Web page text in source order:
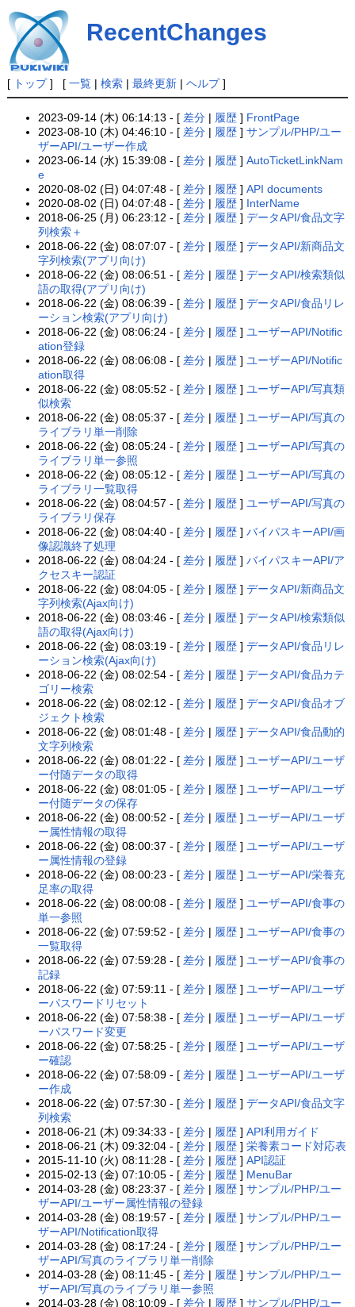
RecentChanges
[ トップ] [ 一覧| 検索| 最終更新| ヘルプ]
2023-09-14 (木) 06:14:13 - [ 差分 | 履歴 ] FrontPage
2023-08-10 (木) 04:46:10 - [ 差分 | 履歴 ]サンプル/PHP/ユー
ザーAPI/ユーザー作成
2023-06-14 (水) 15:39:08 - [ 差分 | 履歴 ]AutoTicketLinkNam
e
2020-08-02 (日) 04:07:48 - [ 差分 | 履歴 ]API documents
2020-08-02 (日) 04:07:48 - [ 差分 | 履歴 ] InterName
2018-06-25 (月) 06:23:12 - [ 差分 | 履歴 ]データAPI/食品文字
列検索＋
2018-06-22 (金) 08:07:07 - [ 差分 | 履歴 ]データAPI/新商品文
字列検索(アプリ向け)
2018-06-22 (金) 08:06:51 - [ 差分 | 履歴 ]データAPI/検索類似
語の取得(アプリ向け)
2018-06-22 (金) 08:06:39 - [ 差分 | 履歴 ]データAPI/食品リレ
ーション検索(アプリ向け)
2018-06-22 (金) 08:06:24 - [ 差分 | 履歴 ] ユーザーAPI/Notific
ation登録
2018-06-22 (金) 08:06:08 - [ 差分 | 履歴 ] ユーザーAPI/Notific
ation取得
2018-06-22 (金) 08:05:52 - [ 差分 | 履歴 ] ユーザーAPI/写真類
似検索
2018-06-22 (金) 08:05:37 - [ 差分 | 履歴 ] ユーザーAPI/写真の
ライブラリ単一削除
2018-06-22 (金) 08:05:24 - [ 差分 | 履歴 ] ユーザーAPI/写真の
ライブラリ単一参照
2018-06-22 (金) 08:05:12 - [ 差分 | 履歴 ] ユーザーAPI/写真の
ライブラリ一覧取得
2018-06-22 (金) 08:04:57 - [ 差分 | 履歴 ] ユーザーAPI/写真の
ライブラリ保存
2018-06-22 (金) 08:04:40 - [ 差分 | 履歴 ]バイパスキーAPI/画
像認識終了処理
2018-06-22 (金) 08:04:24 - [ 差分 | 履歴 ]バイパスキーAPI/ア
クセスキー認証
2018-06-22 (金) 08:04:05 - [ 差分 | 履歴 ]データAPI/新商品文
字列検索(Ajax向け)
2018-06-22 (金) 08:03:46 - [ 差分 | 履歴 ]データAPI/検索類似
語の取得(Ajax向け)
2018-06-22 (金) 08:03:19 - [ 差分 | 履歴 ]データAPI/食品リレ
ーション検索(Ajax向け)
2018-06-22 (金) 08:02:54 - [ 差分 | 履歴 ]データAPI/食品カテ
ゴリー検索
2018-06-22 (金) 08:02:12 - [ 差分 | 履歴 ]データAPI/食品オブ
ジェクト検索
2018-06-22 (金) 08:01:48 - [ 差分 | 履歴 ]データAPI/食品動的
文字列検索
2018-06-22 (金) 08:01:22 - [ 差分 | 履歴 ] ユーザーAPI/ユーザ
ー付随データの取得
2018-06-22 (金) 08:01:05 - [ 差分 | 履歴 ] ユーザーAPI/ユーザ
ー付随データの保存
2018-06-22 (金) 08:00:52 - [ 差分 | 履歴 ] ユーザーAPI/ユーザ
ー属性情報の取得
2018-06-22 (金) 08:00:37 - [ 差分 | 履歴 ] ユーザーAPI/ユーザ
ー属性情報の登録
2018-06-22 (金) 08:00:23 - [ 差分 | 履歴 ] ユーザーAPI/栄養充
足率の取得
2018-06-22 (金) 08:00:08 - [ 差分 | 履歴 ] ユーザーAPI/食事の
単一参照
2018-06-22 (金) 07:59:52 - [ 差分 | 履歴 ] ユーザーAPI/食事の
一覧取得
2018-06-22 (金) 07:59:28 - [ 差分 | 履歴 ] ユーザーAPI/食事の
記録
2018-06-22 (金) 07:59:11 - [ 差分 | 履歴 ] ユーザーAPI/ユーザ
ーパスワードリセット
2018-06-22 (金) 07:58:38 - [ 差分 | 履歴 ] ユーザーAPI/ユーザ
ーパスワード変更
2018-06-22 (金) 07:58:25 - [ 差分 | 履歴 ] ユーザーAPI/ユーザ
ー確認
2018-06-22 (金) 07:58:09 - [ 差分 | 履歴 ] ユーザーAPI/ユーザ
ー作成
2018-06-22 (金) 07:57:30 - [ 差分 | 履歴 ]データAPI/食品文字
列検索
2018-06-21 (木) 09:34:33 - [ 差分 | 履歴 ]API利用ガイド
2018-06-21 (木) 09:32:04 - [ 差分 | 履歴 ]栄養素コード対応表
2015-11-10 (火) 08:11:28 - [ 差分 | 履歴 ]API認証
2015-02-13 (金) 07:10:05 - [ 差分 | 履歴 ] MenuBar
2014-03-28 (金) 08:23:37 - [ 差分 | 履歴 ]サンプル/PHP/ユー
ザーAPI/ユーザー属性情報の登録
2014-03-28 (金) 08:19:57 - [ 差分 | 履歴 ]サンプル/PHP/ユー
ザーAPI/Notification取得
2014-03-28 (金) 08:17:24 - [ 差分 | 履歴 ]サンプル/PHP/ユー
ザーAPI/写真のライブラリ単一削除
2014-03-28 (金) 08:11:45 - [ 差分 | 履歴 ]サンプル/PHP/ユー
ザーAPI/写真のライブラリ単一参照
2014-03-28 (金) 08:10:09 - [ 差分 | 履歴 ]サンプル/PHP/ユー